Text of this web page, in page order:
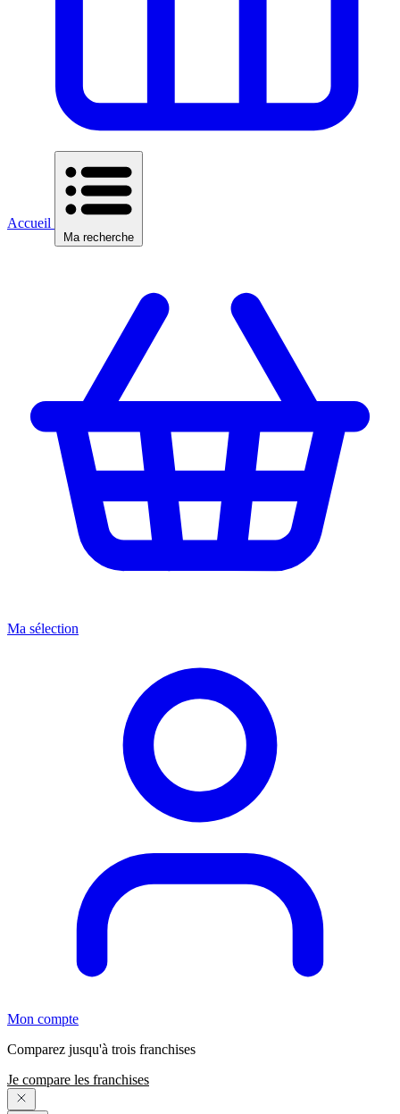
Accueil
Ma recherche
Ma sélection
Mon compte
Comparez jusqu'à trois franchises
Je compare les franchises